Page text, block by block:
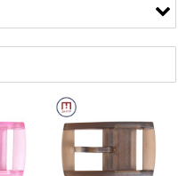
、「価格改定」、
更させて頂きました。
換可能なバックルで
ーディネートをお楽し
配送」対応商品です。
円以上のご注文で送料